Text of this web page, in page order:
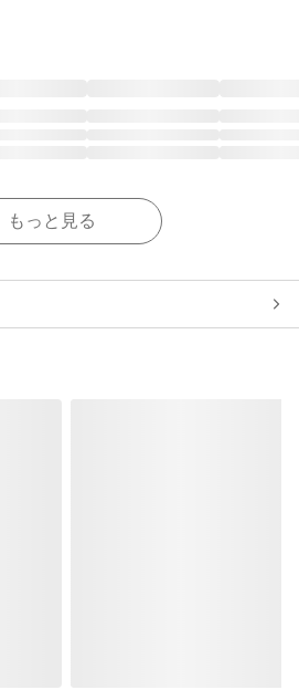
もっと見る